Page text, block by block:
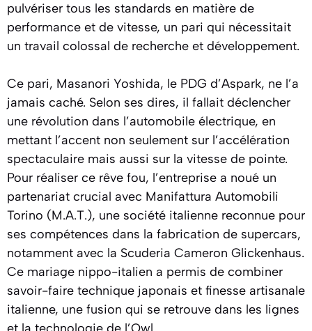
pulvériser tous les standards en matière de
performance et de vitesse, un pari qui nécessitait
un travail colossal de recherche et développement.
Ce pari, Masanori Yoshida, le PDG d’Aspark, ne l’a
jamais caché. Selon ses dires, il fallait déclencher
une révolution dans l’automobile électrique, en
mettant l’accent non seulement sur l’accélération
spectaculaire mais aussi sur la vitesse de pointe.
Pour réaliser ce rêve fou, l’entreprise a noué un
partenariat crucial avec Manifattura Automobili
Torino (M.A.T.), une société italienne reconnue pour
ses compétences dans la fabrication de supercars,
notamment avec la Scuderia Cameron Glickenhaus.
Ce mariage nippo-italien a permis de combiner
savoir-faire technique japonais et finesse artisanale
italienne, une fusion qui se retrouve dans les lignes